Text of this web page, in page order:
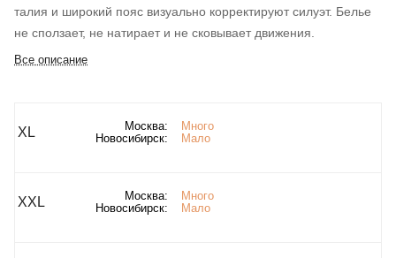
талия и широкий пояс визуально корректируют силуэт. Белье
не сползает, не натирает и не сковывает движения.
Все описание
XL Москва:
Много
Новосибирск:
Мало
XXL Москва:
Много
Новосибирск:
Мало